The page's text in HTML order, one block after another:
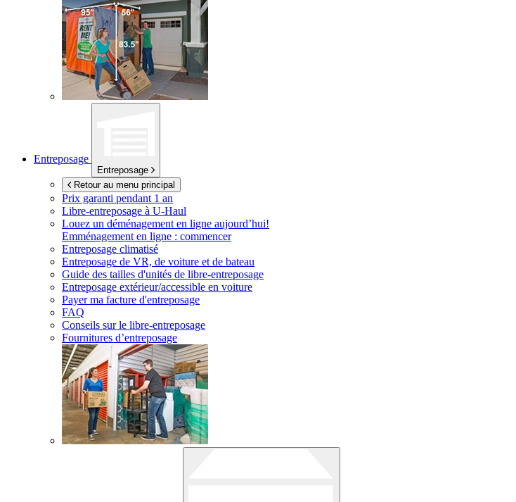
Entreposage
Entreposage
Retour au menu principal
Prix garanti pendant 1 an
Libre-entreposage à U-Haul
Louez un déménagement en ligne aujourd’hui!
Emménagement en ligne : commencer
Entreposage climatisé
Entreposage de VR, de voiture et de bateau
Guide des tailles d'unités de libre-entreposage
Entreposage extérieur/accessible en voiture
Payer ma facture d'entreposage
FAQ
Conseils sur le libre-entreposage
Fournitures d’entreposage